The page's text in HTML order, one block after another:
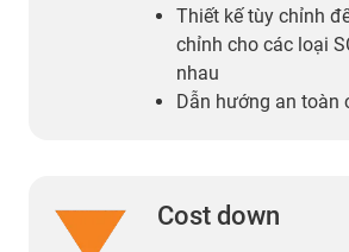
Thiết kế tùy chỉnh
chỉnh cho các loại
nhau
Dẫn hướng an toàn
Cost down